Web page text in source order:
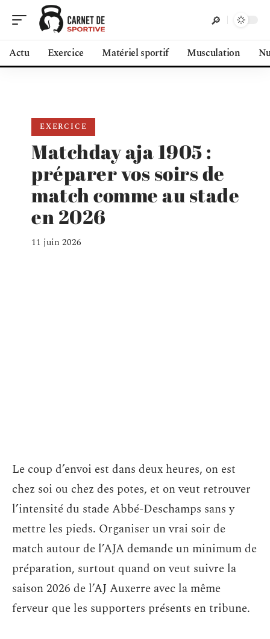
Actu Exercice Matériel sportif Musculation
EXERCICE
Matchday aja 1905 :
préparer vos soirs de
match comme au stade
en 2026
11 juin 2026
Le coup d’envoi est dans deux heures, on est
chez soi ou chez des potes, et on veut retrouver
l’intensité du stade Abbé-Deschamps sans y
mettre les pieds. Organiser un vrai soir de
match autour de l’AJA demande un minimum de
préparation, surtout quand on veut suivre la
saison 2026 de l’AJ Auxerre avec la même
ferveur que les supporters présents en tribune.